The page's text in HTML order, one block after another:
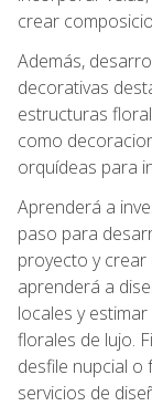
crear
Además,
decorativas
estructuras
como
orquídeas para
Aprenderá a
paso para
proyecto y crear
aprenderá a
locales y
florales de lujo.
desfile nupcial
servicios de